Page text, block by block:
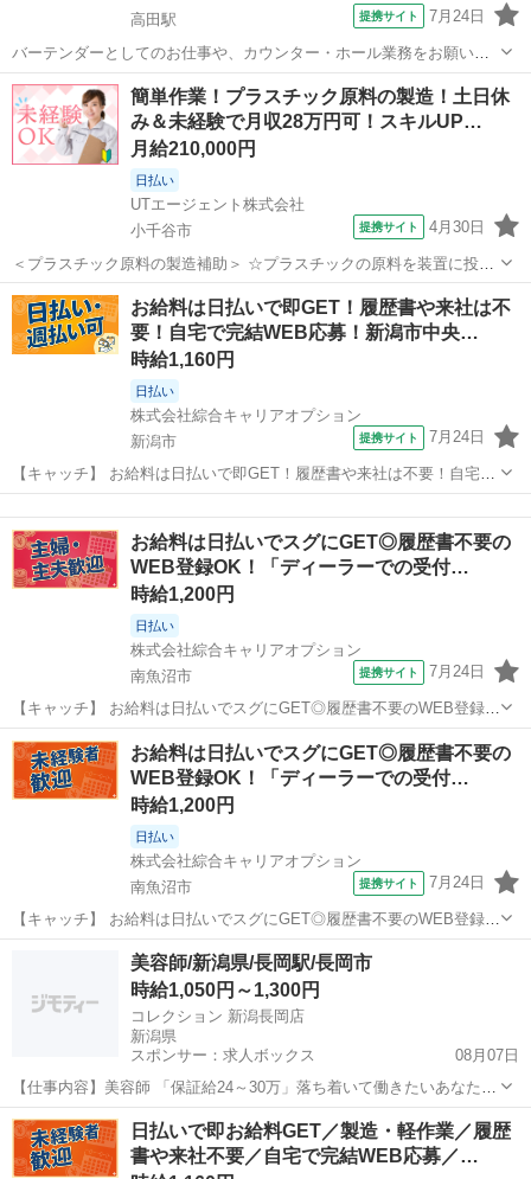
高田駅
提携サイト 7月24日
バーテンダーとしてのお仕事や、カウンター・ホール業務をお願いし
ます。 ◎カウンターのみのお仕事も可能ですので、ご相談ください。
アルバイト,パート ◎駐車場完備(無料) ◎20歳以上(風営法・条例によ
る) ※喫煙スペー...
新潟 上越市 高田駅 その他
簡単作業！プラスチック原料の製造！土日休
み＆未経験で月収28万円可！スキルUP…
月給210,000円
日払い
UTエージェント株式会社
小千谷市
提携サイト 4月30日
＜プラスチック原料の製造補助＞ ☆プラスチックの原料を装置に投入
する作業がメイン！ 単純作業なので難しい作業はありません♪ ◆慣れ
てきたら複数台を担当していきます 同じ作業の繰り返しなのでカンタ
ンです！ ◆空調完備で快適...
新潟 小千谷市 その他
お給料は日払いで即GET！履歴書や来社は不
要！自宅で完結WEB応募！新潟市中央…
時給1,160円
日払い
株式会社綜合キャリアオプション
新潟市
提携サイト 7月24日
【キャッチ】 お給料は日払いで即GET！履歴書や来社は不要！自宅で
完結WEB応募！新潟市中央区周辺！ 【コメント】 弊社なら事前の職
場見学が多数！お仕事安心スタート★★ 「派遣では働いたことが無く
て気になる・・・」 「ス...お給料は日払いでスグにGET◎履歴書不要の
WEB登録OK！「ディーラーでの受付…
時給1,200円
日払い
株式会社綜合キャリアオプション
南魚沼市
提携サイト 7月24日
【キャッチ】 お給料は日払いでスグにGET◎履歴書不要のWEB登録
OK！「ディーラーでの受付事務」高時給1200円！六日町周辺！20代～
40代のスタッフが多数活躍中★ 【コメント】 製造のお仕事をお探しに
おススメ♪ 「未...
新潟 南魚沼市 その他
お給料は日払いでスグにGET◎履歴書不要の
WEB登録OK！「ディーラーでの受付…
時給1,200円
日払い
株式会社綜合キャリアオプション
南魚沼市
提携サイト 7月24日
【キャッチ】 お給料は日払いでスグにGET◎履歴書不要のWEB登録
OK！「ディーラーでの受付事務」高時給1200円！六日町周辺！20代～
40代のスタッフが多数活躍中★ 【コメント】 ＼大手人材派遣会社で働
南魚沼市 その他
美容師/新潟県/長岡駅/長岡市
時給1,050円～1,300円
コレクション 新潟長岡店
新潟県
スポンサー：求人ボックス
08月07日
【仕事内容】美容師 「保証給24～30万」落ち着いて働きたいあなた
へ。月8日休み・土日祝休みOK! カット・カラー・パーマなどのサロン
ワーク全般。 ????ポイント???? 難しい最新トレンドを追う必要はあ
りません。 お客様は地元...
アルバイト・パート
日払いで即お給料GET／製造・軽作業／履歴
書や来社不要／自宅で完結WEB応募／…